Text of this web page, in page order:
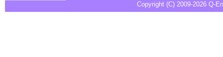
Copyright (C) 2009-2026 Q-